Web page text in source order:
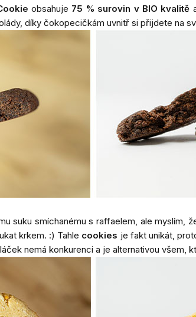
obsahuje 75 % surovin v BIO kvalitě
díky čokopecičkám uvnitř si přijdete na
suku smíchanému s raffaelem, ale myslím,
krkem. :) Tahle cookies je fakt unikát,
nemá konkurenci a je alternativou všem,